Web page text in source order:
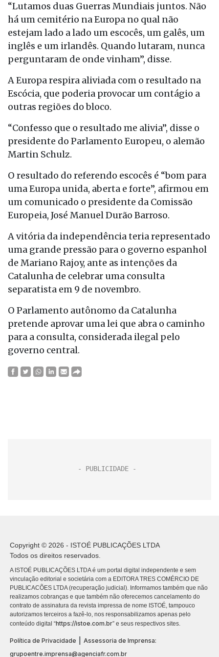
“Lutamos duas Guerras Mundiais juntos. Não
há um cemitério na Europa no qual não
estejam lado a lado um escocês, um galês, um
inglês e um irlandês. Quando lutaram, nunca
perguntaram de onde vinham”, disse.
A Europa respira aliviada com o resultado na
Escócia, que poderia provocar um contágio a
outras regiões do bloco.
“Confesso que o resultado me alivia”, disse o
presidente do Parlamento Europeu, o alemão
Martin Schulz.
O resultado do referendo escocês é “bom para
uma Europa unida, aberta e forte”, afirmou em
um comunicado o presidente da Comissão
Europeia, José Manuel Durão Barroso.
A vitória da independência teria representado
uma grande pressão para o governo espanhol
de Mariano Rajoy, ante as intenções da
Catalunha de celebrar uma consulta
separatista em 9 de novembro.
O Parlamento autônomo da Catalunha
pretende aprovar uma lei que abra o caminho
para a consulta, considerada ilegal pelo
governo central.
Copyright © 2026 - ISTOÉ PUBLICAÇÕES LTDA
Todos os direitos reservados.
A ISTOÉ PUBLICAÇÕES LTDA é um portal digital independente e sem
vinculação editorial e societária com a EDITORA TRES COMÉRCIO DE
PUBLICACÕES LTDA (recuperação judicial). Informamos também que não
realizamos cobranças e que também não oferecemos cancelamento do
contrato de assinatura da revista impressa de nome ISTOÉ, tampouco
autorizamos terceiros a fazê-lo, nos responsabilizamos apenas pelo
conteúdo digital “https://istoe.com.br” e seus respectivos sites.
Política de Privacidade
Assessoria de Imprensa:
grupoentre.imprensa@agenciafr.com.br